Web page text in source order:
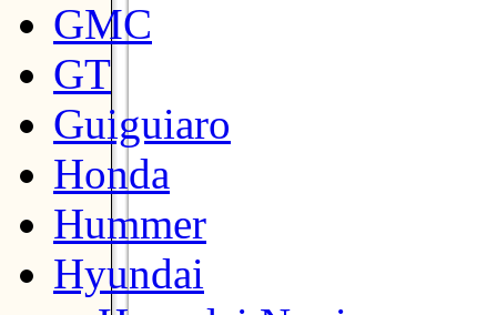
GMC
GT
Guiguiaro
Honda
Hummer
Hyundai